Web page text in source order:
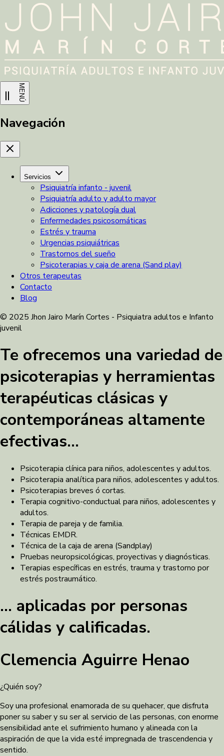
MENÚ
Navegación
Servicios
Psiquiatría infanto - juvenil
Psiquiatría adulto y adulto mayor
Adicciones y patología dual
Enfermedades psicosomáticas
Estrés y trauma
Urgencias psiquiátricas
Trastornos del sueño
Psicoterapias y caja de arena (Sand play)
Otros terapeutas
Contacto
Blog
© 2025 Jhon Jairo Marín Cortes - Psiquiatra adultos e Infanto
juvenil
Te ofrecemos una variedad de
psicoterapias y herramientas
terapéuticas clásicas y
contemporáneas altamente
efectivas...
Psicoterapia clínica para niños, adolescentes y adultos.
Psicoterapia analítica para niños, adolescentes y adultos.
Psicoterapias breves ó cortas.
Terapia cognitivo-conductual para niños, adolescentes y
adultos.
Terapia de pareja y de familia.
Técnicas EMDR.
Técnica de la caja de arena (Sandplay)
Pruebas neuropsicológicas, proyectivas y diagnósticas.
Terapias específicas en estrés, trauma y trastorno por
estrés postraumático.
… aplicadas por personas
cálidas y calificadas.
Clemencia Aguirre Henao
¿Quién soy?
Soy una profesional enamorada de su quehacer, que disfruta
poner su saber y su ser al servicio de las personas, con enorme
sensibilidad ante el sufrimiento humano y alineada con la
aspiración de que la vida esté impregnada de trascendencia y
sentido.